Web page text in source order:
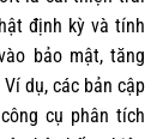
định kỳ và tính
bảo mật, tăng
dụ, các bản cập
cụ phân tích